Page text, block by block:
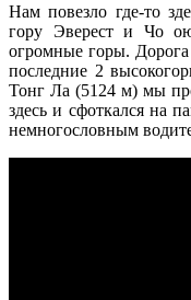
Нам повезло где-то
гору Эверест и Чо
огромные горы.
последние 2
Тонг Ла (5124 м) мы
здесь и сфоткался на
немногословным